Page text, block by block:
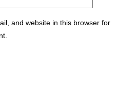
and website in this browser for